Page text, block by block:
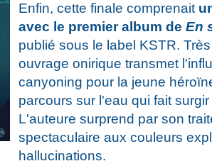
Enfin, cette finale comprenait
avec le premier album de En
publié sous le label KSTR.
ouvrage onirique transmet
canyoning pour la jeune
parcours sur l'eau qui fait
L'auteure surprend par son
spectaculaire aux couleurs
hallucinations.